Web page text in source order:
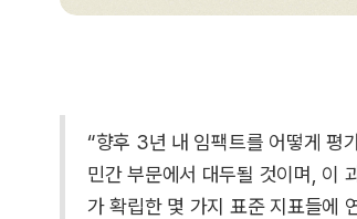
“향후 3년 내 임팩트를 어떻게 평
민간 부문에서 대두될 것이며, 이
가 확립한 몇 가지 표준 지표들에